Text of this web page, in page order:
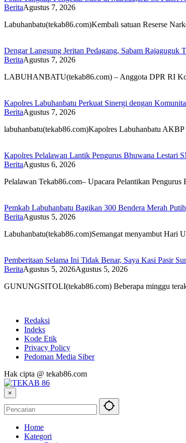
BeritaAgustus 7, 2026
Labuhanbatu(tekab86.com)Kembali satuan Reserse
Dengar Langsung Jeritan Pedagang, Sabam Rajaguguk
BeritaAgustus 7, 2026
LABUHANBATU(tekab86.com) – Anggota DPR RI
Kapolres Labuhanbatu Perkuat Sinergi dengan
BeritaAgustus 7, 2026
labuhanbatu(tekab86.com)Kapolres Labuhanbatu
Kapolres Pelalawan Lantik Pengurus Bhuwana Lestari
BeritaAgustus 6, 2026
Pelalawan Tekab86.com– Upacara Pelantikan
Pemkab Labuhanbatu Bagikan 300 Bendera Merah
BeritaAgustus 5, 2026
Labuhanbatu(tekab86.com)Semangat menyambut
Pemberitaan Selama Ini Tidak Benar, Saya Kasi Pasir
BeritaAgustus 5, 2026Agustus 5, 2026
GUNUNGSITOLI(tekab86.com) Beberapa minggu
Redaksi
Indeks
Kode Etik
Privacy Policy
Pedoman Media Siber
Hak cipta @ tekab86.com
×
Home
Kategori